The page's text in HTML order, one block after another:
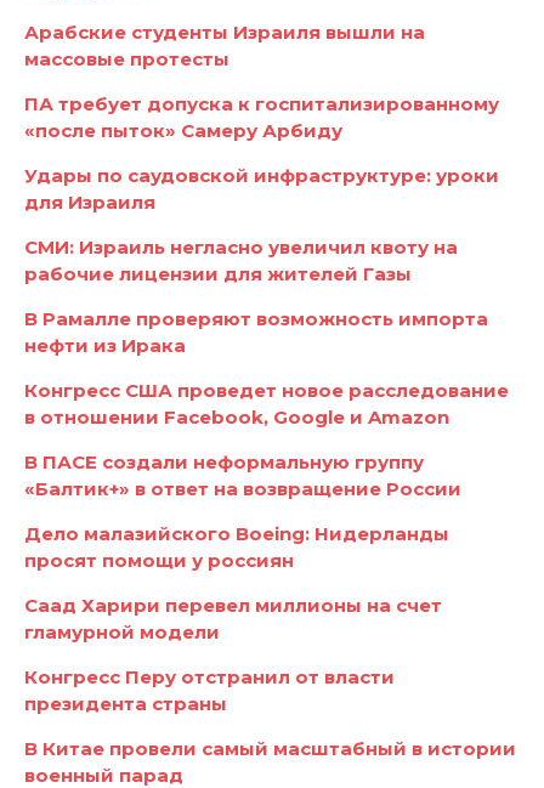
Арабские студенты Израиля вышли на
массовые протесты
ПА требует допуска к госпитализированному
«после пыток» Самеру Арбиду
Удары по саудовской инфраструктуре: уроки
для Израиля
СМИ: Израиль негласно увеличил квоту на
рабочие лицензии для жителей Газы
В Рамалле проверяют возможность импорта
нефти из Ирака
Конгресс США проведет новое расследование
в отношении Facebook, Google и Amazon
В ПАСЕ создали неформальную группу
«Балтик+» в ответ на возвращение России
Дело малазийского Boeing: Нидерланды
просят помощи у россиян
Саад Харири перевел миллионы на счет
гламурной модели
Конгресс Перу отстранил от власти
президента страны
В Китае провели самый масштабный в истории
военный парад